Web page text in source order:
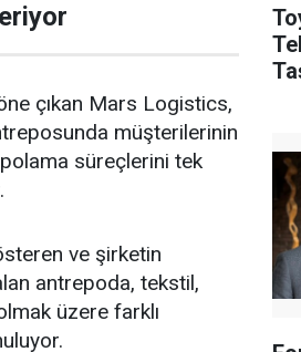
çıkan Mars Logistics,
müşterilerinin
süreçlerini tek
ve şirketin
antrepoda, tekstil,
üzere farklı